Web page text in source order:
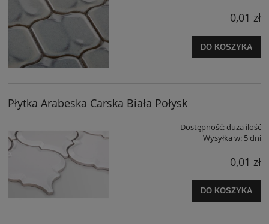
0,01 zł
DO KOSZYKA
Płytka Arabeska Carska Biała Połysk
Dostępność:duża ilość
Wysyłka w: 5 dni
0,01 zł
DO KOSZYKA